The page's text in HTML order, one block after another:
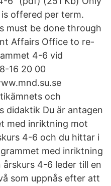
offered per term.
must be done through
Affairs Office to re-
4-6 vid
16 20 00
och
didaktik Du är antagen
med inriktning mot
4-6 och du hittar i
med inriktning
4-6 leder till en
som uppnås efter att